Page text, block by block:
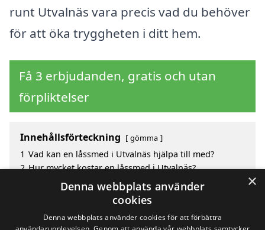
runt Utvalnäs vara precis vad du behöver
för att öka tryggheten i ditt hem.
Få 3 erbjudanden, gratis och utan
förpliktelser
Innehållsförteckning gömma
1 Vad kan en låssmed i Utvalnäs hjälpa till med?
2 Hur mycket kostar en låssmed i Utvalnäs?
Fördelar med att välja låssmed i Utvalnäs
Sök efter en skicklig låssmed i de omgivande
×
Denna webbplats använder
cookies
Denna webbplats använder cookies för att förbättra